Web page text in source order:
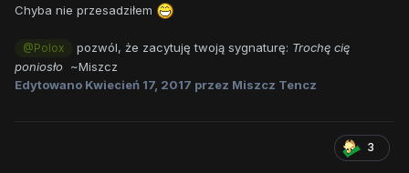
Chyba nie przesadziłem
@Polox pozwól, że zacytuję twoją sygnaturę: Trochę cię
poniosło ~Miszcz
Edytowano Kwiecień 17, 2017 przez Miszcz Tencz
3